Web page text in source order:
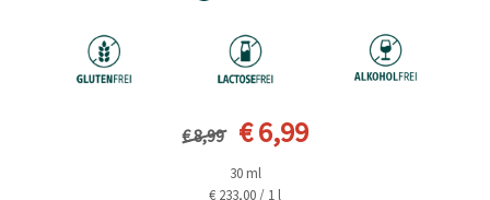
Vorheriger Preis
€ 8,99 Aktueller Preis
€ 6,99
30 ml
€ 233,00 / 1 l